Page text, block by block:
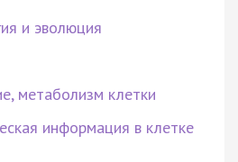
и эволюция
метаболизм клетки
информация в клетке